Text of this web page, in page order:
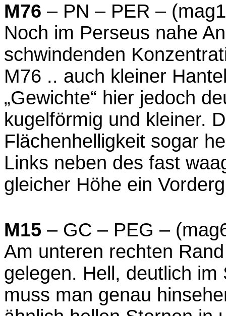
M76 – PN – PER –
Noch im Perseus nahe
schwindenden
M76 .. auch kleiner
„Gewichte“ hier jedoch
kugelförmig und kleiner.
Flächenhelligkeit sogar
Links neben des fast
gleicher Höhe ein
M15 – GC – PEG –
Am unteren rechten
gelegen. Hell, deutlich
muss man genau